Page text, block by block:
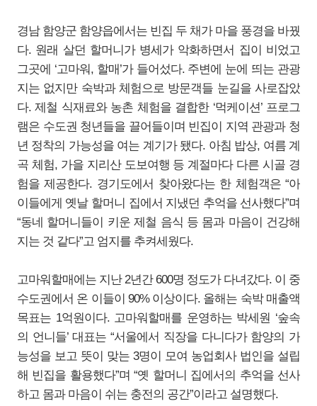
경남 함양군 함양읍에서는 빈집 두 채가 마을 풍경을 바꿨
다. 원래 살던 할머니가 병세가 악화하면서 집이 비었고
그곳에 ‘고마워, 할매’가 들어섰다. 주변에 눈에 띄는 관광
지는 없지만 숙박과 체험으로 방문객들 눈길을 사로잡았
다. 제철 식재료와 농촌 체험을 결합한 ‘먹케이션’ 프로그
램은 수도권 청년들을 끌어들이며 빈집이 지역 관광과 청
년 정착의 가능성을 여는 계기가 됐다. 아침 밥상, 여름 계
곡 체험, 가을 지리산 도보여행 등 계절마다 다른 시골 경
험을 제공한다. 경기도에서 찾아왔다는 한 체험객은 “아
이들에게 옛날 할머니 집에서 지냈던 추억을 선사했다”며
“동네 할머니들이 키운 제철 음식 등 몸과 마음이 건강해
지는 것 같다”고 엄지를 추켜세웠다.
고마워할매에는 지난 2년간 600명 정도가 다녀갔다. 이 중
수도권에서 온 이들이 90% 이상이다. 올해는 숙박 매출액
목표는 1억원이다. 고마워할매를 운영하는 박세원 ‘숲속
의 언니들’ 대표는 “서울에서 직장을 다니다가 함양의 가
능성을 보고 뜻이 맞는 3명이 모여 농업회사 법인을 설립
해 빈집을 활용했다”며 “옛 할머니 집에서의 추억을 선사
하고 몸과 마음이 쉬는 충전의 공간”이라고 설명했다.